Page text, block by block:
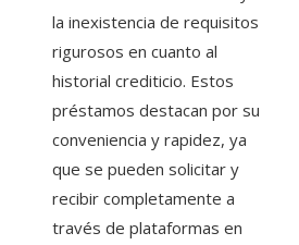
la inexistencia de requisitos
rigurosos en cuanto al
historial crediticio. Estos
préstamos destacan por su
conveniencia y rapidez, ya
que se pueden solicitar y
recibir completamente a
través de plataformas en